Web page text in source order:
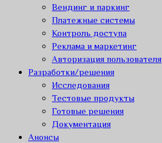
Вендинг и паркинг
Платежные системы
Контроль доступа
Реклама и маркетинг
Авторизация пользователя
Разработки/решения
Исследования
Тестовые продукты
Готовые решения
Документация
Анонсы